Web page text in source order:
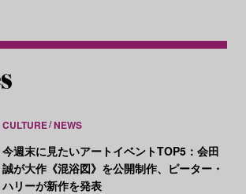
CULTURE NEWS
今週末に見たいアートイベントTOP5：会田
誠が大作《混浴図》を公開制作、ピーター・
ハリーが新作を発表